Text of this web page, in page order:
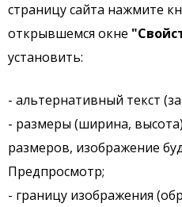
страницу сайта нажмите
открывшемся окне
установить:
- альтернативный текст
- размеры (ширина,
размеров, изображение
Предпросмотр;
- границу изображения